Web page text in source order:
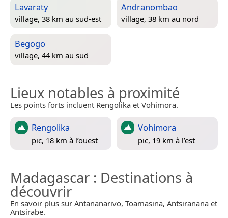
Lavaraty
village, 38 km au sud-est
Andranombao
village, 38 km au nord
Begogo
village, 44 km au sud
Lieux notables à proximité
Les points forts incluent Rengolika et Vohimora.
Rengolika
pic, 18 km à l’ouest
Vohimora
pic, 19 km à l’est
Madagascar : Destinations à
découvrir
En savoir plus sur Antananarivo, Toamasina, Antsiranana et
Antsirabe.